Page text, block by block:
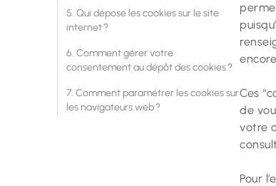
5. Qui dépose les cookies sur le site
internet ?
6. Comment gérer votre
consentement au dépôt des cookies ?
7. Comment paramétrer les cookies sur
les navigateurs web ?
Ces
de
votre
Pour